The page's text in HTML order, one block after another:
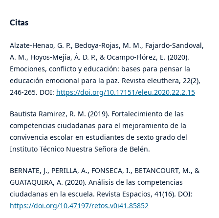
Citas
Alzate-Henao, G. P., Bedoya-Rojas, M. M., Fajardo-Sandoval,
A. M., Hoyos-Mejía, Á. D. P., & Ocampo-Flórez, E. (2020).
Emociones, conflicto y educación: bases para pensar la
educación emocional para la paz. Revista eleuthera, 22(2),
246-265. DOI: https://doi.org/10.17151/eleu.2020.22.2.15
Bautista Ramirez, R. M. (2019). Fortalecimiento de las
competencias ciudadanas para el mejoramiento de la
convivencia escolar en estudiantes de sexto grado del
Instituto Técnico Nuestra Señora de Belén.
BERNATE, J., PERILLA, A., FONSECA, I., BETANCOURT, M., &
GUATAQUIRA, A. (2020). Análisis de las competencias
ciudadanas en la escuela. Revista Espacios, 41(16). DOI:
https://doi.org/10.47197/retos.v0i41.85852